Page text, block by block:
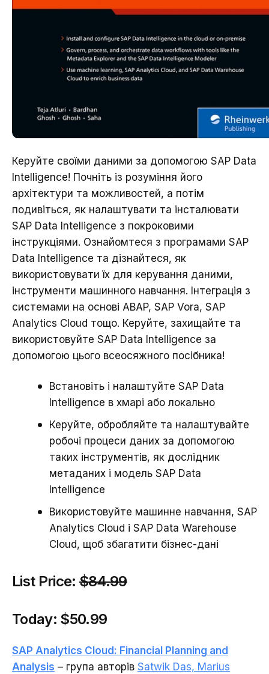
Керуйте своїми даними за допомогою SAP Data
Intelligence! Почніть із розуміння його
архітектури та можливостей, а потім
подивіться, як налаштувати та інсталювати
SAP Data Intelligence з покроковими
інструкціями. Ознайомтеся з програмами SAP
Data Intelligence та дізнайтеся, як
використовувати їх для керування даними,
інструменти машинного навчання. Інтеграція з
системами на основі ABAP, SAP Vora, SAP
Analytics Cloud тощо. Керуйте, захищайте та
використовуйте SAP Data Intelligence за
допомогою цього всеосяжного посібника!
Встановіть і налаштуйте SAP Data
Intelligence в хмарі або локально
Керуйте, обробляйте та налаштувайте
робочі процеси даних за допомогою
таких інструментів, як дослідник
метаданих і модель SAP Data
Intelligence
Використовуйте машинне навчання, SAP
Analytics Cloud і SAP Data Warehouse
Cloud, щоб збагатити бізнес-дані
List Price:$84.99
Today: $50.99
SAP Analytics Cloud: Financial Planning and
Analysis – група авторів Satwik Das, Marius